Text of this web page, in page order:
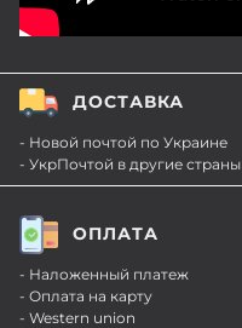
ДОСТАВКА
- Новой почтой по Украине
- УкрПочтой в другие страны
ОПЛАТА
- Наложенный платеж
- Оплата на карту
- Western union